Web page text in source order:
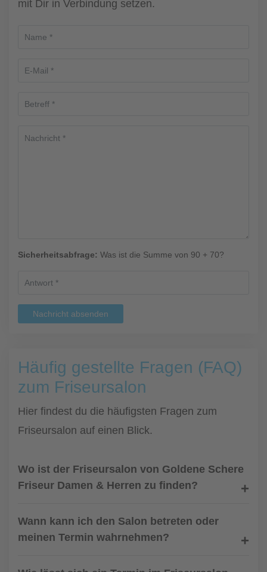
mit Dir in Verbindung setzen.
Sicherheitsabfrage: Was ist die Summe von 90 + 70?
Nachricht absenden
Häufig gestellte Fragen (FAQ)
zum Friseursalon
Hier findest du die häufigsten Fragen zum
Friseursalon auf einen Blick.
Wo ist der Friseursalon von Goldene Schere
Friseur Damen & Herren zu finden?
Wann kann ich den Salon betreten oder
meinen Termin wahrnehmen?